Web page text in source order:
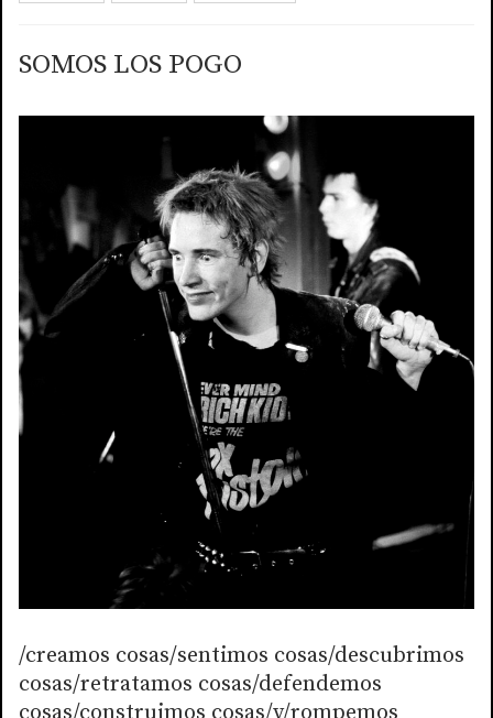
SOMOS LOS POGO
/creamos cosas/sentimos cosas/descubrimos
cosas/retratamos cosas/defendemos